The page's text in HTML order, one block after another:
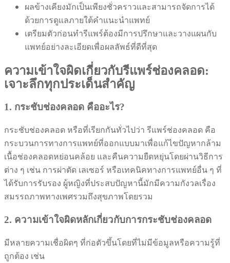
ผลข้างเคียงมักเป็นเพียงชั่วคราวและสามารถจัดการได้
ด้วยการดูแลภายใต้คำแนะนำแพทย์
เตรียมตัวก่อนทำรีแพร์ต้องมีการปรึกษาและวางแผนกับ
แพทย์อย่างละเอียดเพื่อผลลัพธ์ที่ดีที่สุด
ความเข้าใจผิดเกี่ยวกับรีแพร์ช่องคลอด:
เจาะลึกทุกประเด็นสำคัญ
1. กระชับช่องคลอด คืออะไร?
กระชับช่องคลอด หรือที่เรียกกันทั่วไปว่า รีแพร์ช่องคลอด คือ
กระบวนการทางการแพทย์ที่ออกแบบมาเพื่อแก้ไขปัญหากล้าม
เนื้อช่องคลอดหย่อนคล้อย และคืนความยืดหยุ่นโดยผ่านวิธีการ
ต่าง ๆ เช่น การผ่าตัด เลเซอร์ หรือเทคนิคทางการแพทย์อื่น ๆ ที่
ได้รับการรับรอง ผู้หญิงที่ประสบปัญหานี้มักมีความกังวลเรื่อง
สมรรถภาพทางเพศรวมถึงสุขภาพโดยรวม
2. ความเข้าใจผิดหลักเกี่ยวกับการกระชับช่องคลอด
มีหลายความเชื่อผิดๆ ที่ก่อตัวขึ้นโดยที่ไม่มีข้อมูลหรือความรู้ที่
ถูกต้อง เช่น